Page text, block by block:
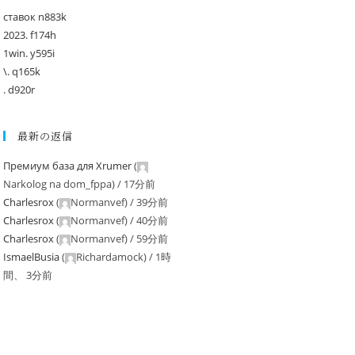
ставок n883k
2023. f174h
1win. y595i
\. q165k
. d920r
最新の返信
Премиум база для Xrumer(
Narkolog na dom_fppa) / 17分前
Charlesrox( Normanvef) /39分前
Charlesrox( Normanvef) /40分前
Charlesrox( Normanvef) / 59分前
IsmaelBusia( Richardamock) / 1時
間、 3分前